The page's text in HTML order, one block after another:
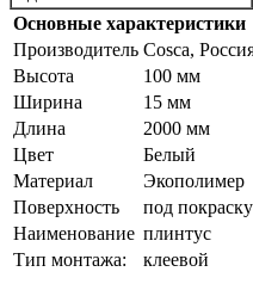
Основные характеристики
Производитель Cosca,
Высота
100 мм
Ширина
15 мм
Длина
2000 мм
Цвет
Белый
Материал
Экополимер
Поверхность
под покраску
Наименование плинтус
Тип монтажа:
клеевой